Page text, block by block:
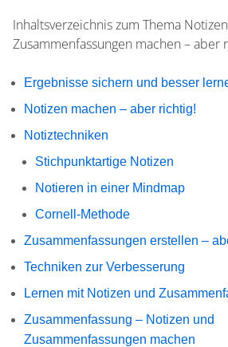
Inhaltsverzeichnis zum Thema
Zusammenfassungen machen – aber
Ergebnisse sichern und besser
Notizen machen – aber richtig!
Notiztechniken
Stichpunktartige Notizen
Notieren in einer Mindmap
Cornell-Methode
Zusammenfassungen erstellen –
Techniken zur Verbesserung
Lernen mit Notizen und
Zusammenfassung – Notizen und
Zusammenfassungen machen